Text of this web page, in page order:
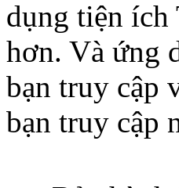
dụng tiện ích
hơn. Và ứng
bạn truy cập
bạn truy cập